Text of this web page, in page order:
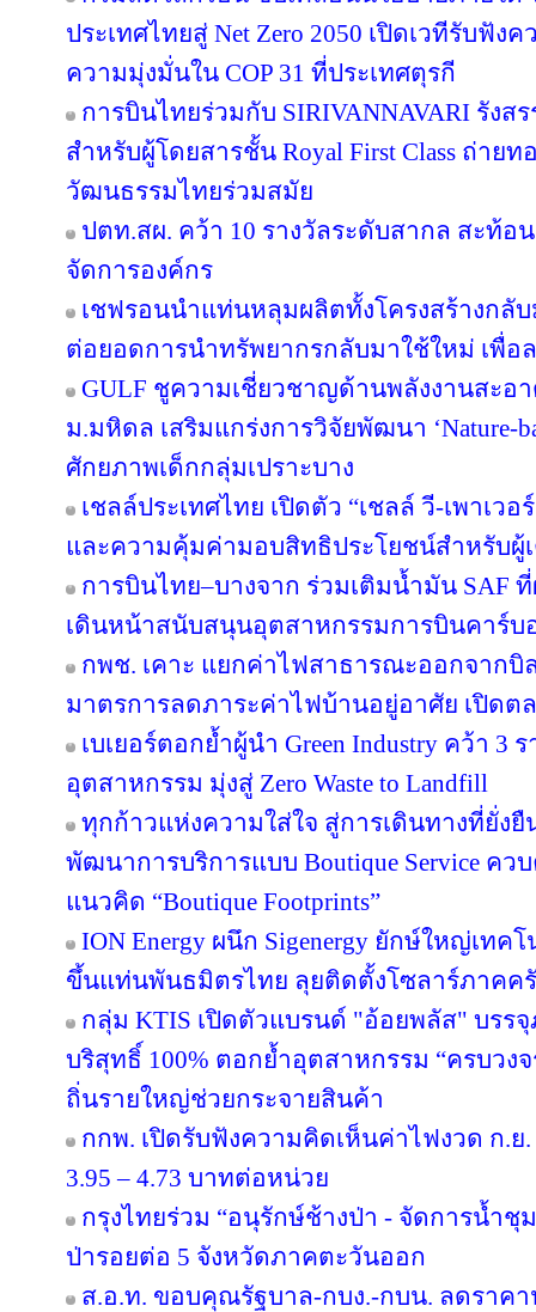
ประเทศไทยสู่ Net Zero 2050 เปิดเวทีรับฟั
ความมุ่งมั่นใน COP 31 ที่ประเทศตุรกี
การบินไทยร่วมกับ SIRIVANNAVARI รังส
สำหรับผู้โดยสารชั้น Royal First Class ถ่าย
วัฒนธรรมไทยร่วมสมัย
ปตท.สผ. คว้า 10 รางวัลระดับสากล สะท้อ
จัดการองค์กร
เชฟรอนนำแท่นหลุมผลิตทั้งโครงสร้างกลั
ต่อยอดการนำทรัพยากรกลับมาใช้ใหม่ เพื่อ
GULF ชูความเชี่ยวชาญด้านพลังงานสะอ
ม.มหิดล เสริมแกร่งการวิจัยพัฒนา ‘Nature-
ศักยภาพเด็กกลุ่มเปราะบาง
เชลล์ประเทศไทย เปิดตัว “เชลล์ วี-เพาเว
และความคุ้มค่ามอบสิทธิประโยชน์สำหรับผู้
การบินไทย–บางจาก ร่วมเติมน้ำมัน SAF
เดินหน้าสนับสนุนอุตสาหกรรมการบินคาร์บ
กพช. เคาะ แยกค่าไฟสาธารณะออกจาก
มาตรการลดภาระค่าไฟบ้านอยู่อาศัย เปิดต
เบเยอร์ตอกย้ำผู้นำ Green Industry คว้า 3
อุตสาหกรรม มุ่งสู่ Zero Waste to Landfill
ทุกก้าวแห่งความใส่ใจ สู่การเดินทางที่ยั่ง
พัฒนาการบริการแบบ Boutique Service ค
แนวคิด “Boutique Footprints”
ION Energy ผนึก Sigenergy ยักษ์ใหญ่เท
ขึ้นแท่นพันธมิตรไทย ลุยติดตั้งโซลาร์ภาคครั
กลุ่ม KTIS เปิดตัวแบรนด์ "อ้อยพลัส" บร
บริสุทธิ์ 100% ตอกย้ำอุตสาหกรรม “ครบวง
ถิ่นรายใหญ่ช่วยกระจายสินค้า
กกพ. เปิดรับฟังความคิดเห็นค่าไฟงวด ก.ย.
3.95 – 4.73 บาทต่อหน่วย
กรุงไทยร่วม “อนุรักษ์ช้างป่า - จัดการน้ำ
ป่ารอยต่อ 5 จังหวัดภาคตะวันออก
ส.อ.ท. ขอบคุณรัฐบาล-กบง.-กบน. ลดราค